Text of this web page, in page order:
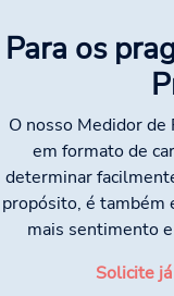
Para os
O nosso Medidor
em formato de
determinar
propósito, é também
mais sentimento
Solicite